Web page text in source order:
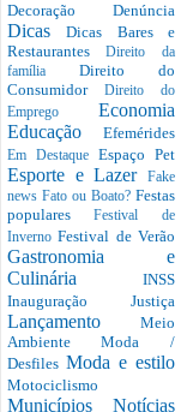
Decoração Denúncia
DicasDicas Bares e
RestaurantesDireito da
família Direito do
Consumidor Direito do
Emprego Economia
Educação Efemérides
Em Destaque Espaço Pet
Esporte e Lazer
Fake
news Fato ou Boato? Festas
popularesFestival de
InvernoFestival de Verão
Gastronomia e
Culinária INSS
Inauguração Justiça
Lançamento Meio
AmbienteModa /
Desfiles Moda e estilo
Motociclismo
Municípios Notícias